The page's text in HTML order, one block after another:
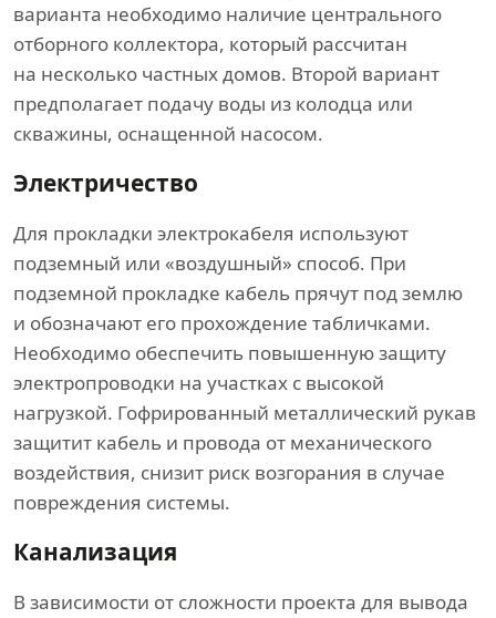
варианта необходимо наличие центрального
отборного коллектора, который рассчитан
на несколько частных домов. Второй вариант
предполагает подачу воды из колодца или
скважины, оснащенной насосом.
Электричество
Для прокладки электрокабеля используют
подземный или «воздушный» способ. При
подземной прокладке кабель прячут под землю
и обозначают его прохождение табличками.
Необходимо обеспечить повышенную защиту
электропроводки на участках с высокой
нагрузкой. Гофрированный металлический рукав
защитит кабель и провода от механического
воздействия, снизит риск возгорания в случае
повреждения системы.
Канализация
В зависимости от сложности проекта для вывода